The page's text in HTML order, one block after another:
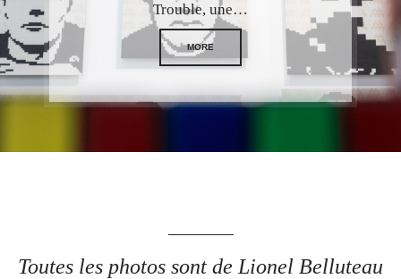
Trouble, une…
MORE
Toutes les photos sont de Lionel Belluteau